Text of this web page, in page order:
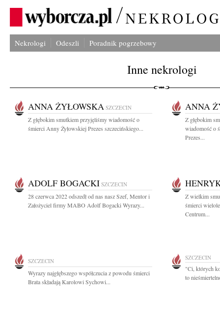
Nekrologi Odeszli Poradnik pogrzebowy
Inne nekrologi
ANNA ŻYŁOWSKA SZCZECIN
Z głębokim smutkiem przyjęliśmy wiadomość o
śmierci Anny Żyłowskiej Prezes szczecińskiego...
ANNA
Z głębokim
wiadomość o
Prezes...
ADOLF BOGACKI SZCZECIN
28 czerwca 2022 odszedł od nas nasz Szef, Mentor i
Założyciel firmy MABO Adolf Bogacki Wyrazy...
Z wielkim
śmierci
Centrum...
SZCZECIN
Wyrazy najgłębszego współczucia z powodu śmierci
Brata składają Karolowi Sychowi...
SZCZECIN
"Ci, których
to